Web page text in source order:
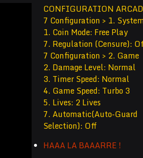
CONFIGURATION
7 Configuration > 1.
1. Coin Mode: Free Play
7. Regulation (Censure):
7 Configuration > 2. Game
2. Damage Level: Normal
3. Timer Speed: Normal
4. Game Speed: Turbo 3
5. Lives: 2 Lives
7. Automatic(Auto-Guard
Selection): Off
HAAA LA BAAARRE !